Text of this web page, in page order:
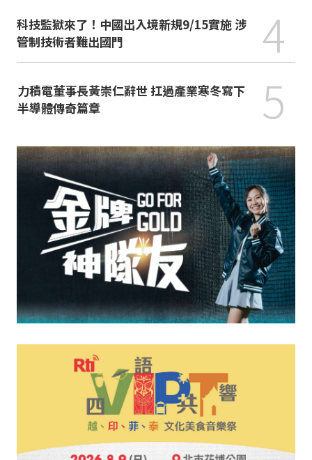
科技監獄來了！中國出入境新規9/15實施 涉
管制技術者難出國門
4
力積電董事長黃崇仁辭世 扛過產業寒冬寫下
半導體傳奇篇章
5